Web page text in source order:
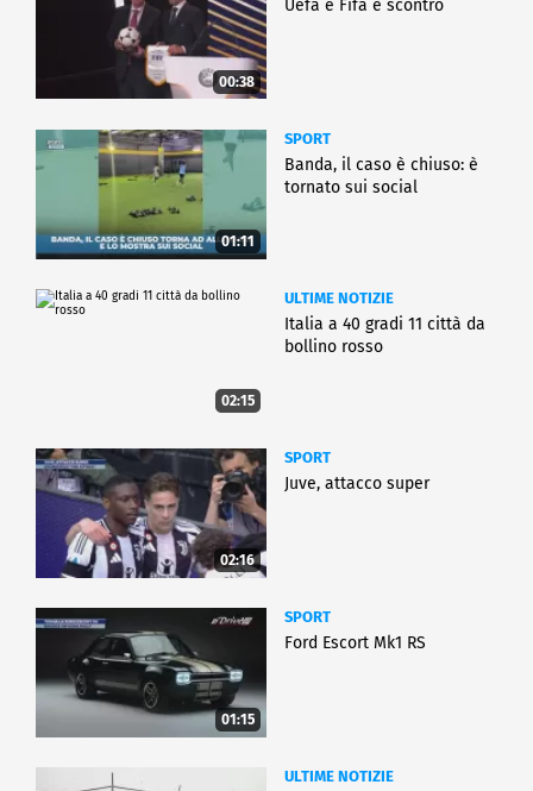
00:38
Uefa e Fifa è scontro
01:11
SPORT
Banda, il caso è chiuso: è
tornato sui social
02:15
ULTIME NOTIZIE
Italia a 40 gradi 11 città da
bollino rosso
02:16
SPORT
Juve, attacco super
01:15
SPORT
Ford Escort Mk1 RS
ULTIME NOTIZIE